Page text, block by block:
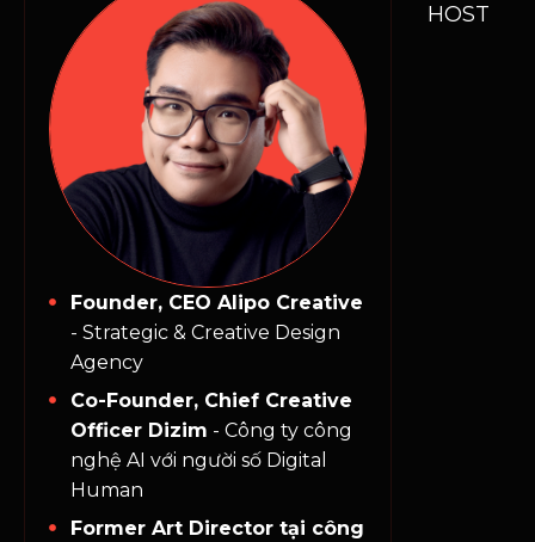
HOST
Founder, CEO Alipo Creative
- Strategic & Creative Design
Agency
Co-Founder, Chief Creative
Officer Dizim - Công ty công
nghệ AI với người số Digital
Human
Former Art Director tại công